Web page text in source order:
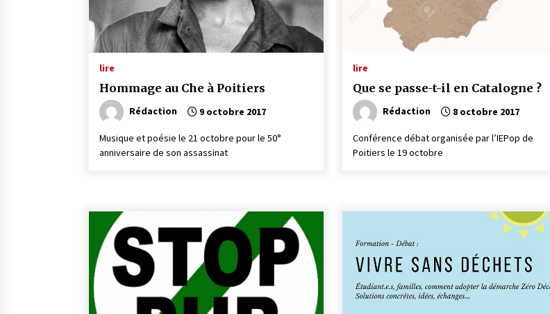
lire
Hommage au Che à Poitiers
Rédaction 9 octobre 2017
Musique et poésie le 21 octobre pour le 50°
anniversaire de son assassinat
lire
Que se passe-t-il en Catalogne ?
Rédaction 8 octobre 2017
Conférence débat organisée par l’IEPop de
Poitiers le 19 octobre